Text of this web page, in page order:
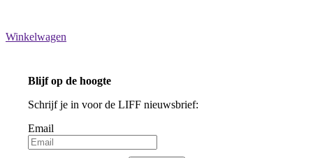
Winkelwagen
Blijf op de hoogte
Schrijf je in voor de LIFF nieuwsbrief:
Email